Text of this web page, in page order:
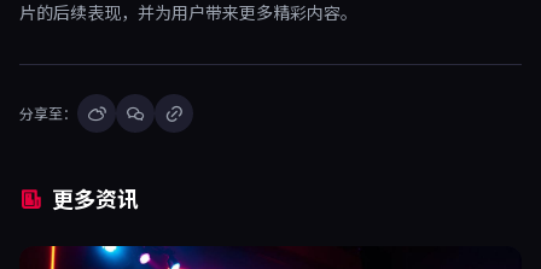
片的后续表现，并为用户带来更多精彩内容。
分享至：
更多资讯